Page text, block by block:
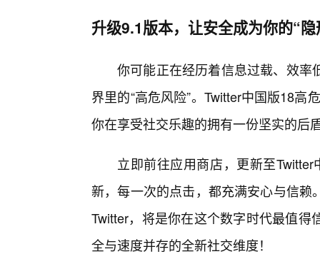
升级9.1版本，让安全成为你的“
你可能正在经历着信息过载、效率
界里的“高危风险”。Twitter中国版18
你在享受社交乐趣的拥有一份坚实的后
立即前往应用商店，更新至
新，每一次的点击，都充满安心与信
Twitter，将是你在这个数字时代最值
全与速度并存的全新社交维度！